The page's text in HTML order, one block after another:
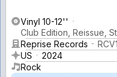
Vinyl 10-12''
Club Edition, Reissue,
Reprise Records
US
2024
Rock